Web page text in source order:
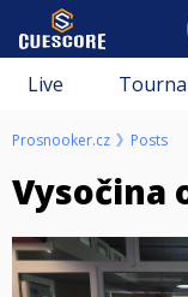
Live
Prosnooker.cz Posts
Vysočina